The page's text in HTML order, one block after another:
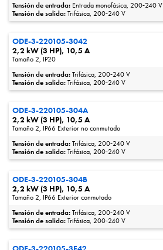
Tensión de entrada: Entrada monofásica, 200‑240 V
Tensión de salida:Trifásica, 200‑240 V
ODE-3-220105-3042
2,2 kW (3 HP), 10,5 A
Tamaño 2, IP20
Tensión de entrada:Trifásica, 200‑240 V
Tensión de salida:Trifásica, 200‑240 V
ODE-3-220105-304A
2,2 kW (3 HP), 10,5 A
Tamaño 2, IP66 Exterior no conmutado
Tensión de entrada:Trifásica, 200‑240 V
Tensión de salida:Trifásica, 200‑240 V
ODE-3-220105-304B
2,2 kW (3 HP), 10,5 A
Tamaño 2, IP66 Exterior conmutado
Tensión de entrada:Trifásica, 200‑240 V
Tensión de salida:Trifásica, 200‑240 V